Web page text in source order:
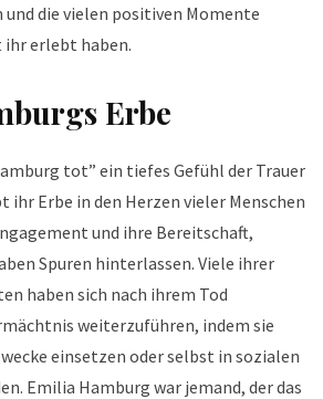
die vielen positiven Momente
erlebt haben.
Erbe
tot” ein tiefes Gefühl der Trauer
Erbe in den Herzen vieler Menschen
und ihre Bereitschaft,
Spuren hinterlassen. Viele ihrer
haben sich nach ihrem Tod
weiterzuführen, indem sie
einsetzen oder selbst in sozialen
Emilia Hamburg war jemand, der das